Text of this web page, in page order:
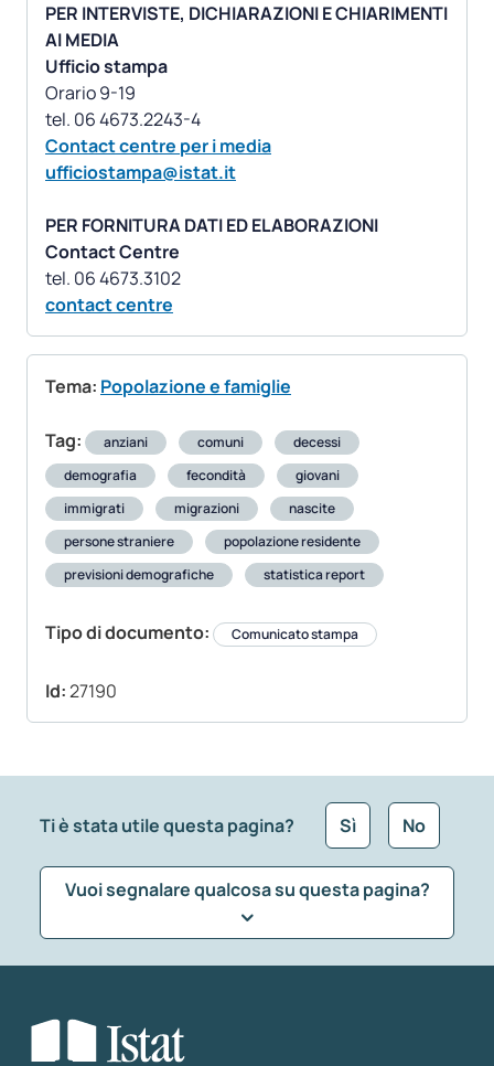
PER INTERVISTE, DICHIARAZIONI E CHIARIMENTI
AI MEDIA
Ufficio stampa
Orario 9-19
Contact centre per i media
ufficiostampa@istat.it
PER FORNITURA DATI ED ELABORAZIONI
Contact Centre
contact centre
Tema: Popolazione e famiglie
Tag: anziani comuni
decessi
demografia
fecondità
giovani
immigrati
migrazioni
nascite
persone straniere
popolazione residente
previsioni demografiche
statistica report
Tipo di documento: Comunicato stampa
Id:27190
Ti è stata utile questa pagina? Sì No
Vuoi segnalare qualcosa su questa pagina?
Seleziona la tipologia della segnalazione